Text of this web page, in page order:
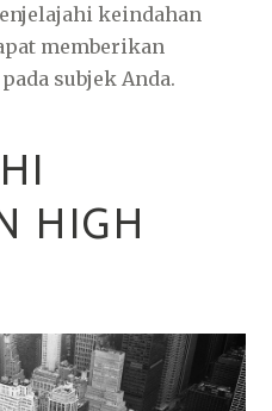
keindahan
memberikan
subjek Anda.
HIGH